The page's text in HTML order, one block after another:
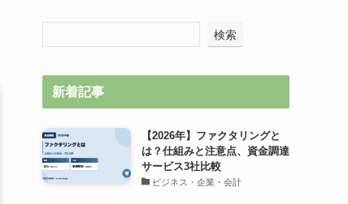
検索
新着記事
【2026年】ファクタリングと
は？仕組みと注意点、資金調達
サービス3社比較
ビジネス・企業・会計